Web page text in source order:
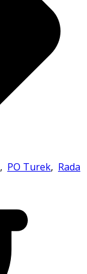
, PO Turek, Rada